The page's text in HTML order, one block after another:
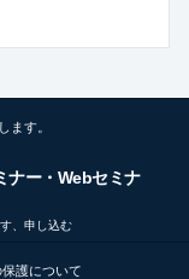
ます。
ナー・Webセミナ
、申し込む
護について